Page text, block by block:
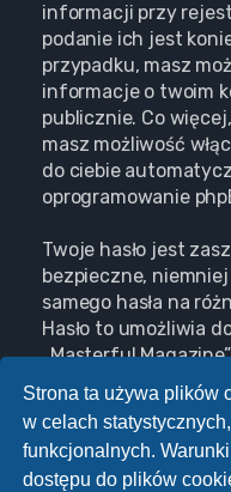
Strona ta używa plików
w celach
funkcjonalnych.
dostępu do plików
informacji przy
podanie ich jest
przypadku, masz
informacje o twoim
publicznie. Co
masz możliwość
do ciebie
oprogramowanie
Twoje hasło jest
bezpieczne,
samego hasła na
Hasło to umożliwia
„Masterful
wypadku nie podawaj
użyj funkcji „Nie
cię o podanie nazwy
podaniu tych
hasło i przesłane